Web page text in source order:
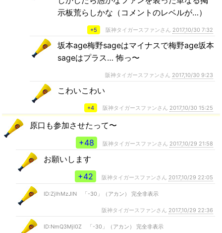
示板荒らしかな（コメントのレベルが…）
+5 阪神タイガースファンさん 2017,10/30 7:32
坂本age梅野sageはマイナスで梅野age坂本
sageはプラス… 怖っ〜
阪神タイガースファンさん 2017,10/30 9:23
こわいこわい
+4 阪神タイガースファンさん 2017,10/30 15:25
原口も参加させたって〜
+48
阪神タイガースファンさん 2017,10/29 21:58
お願いします
+42
阪神タイガースファンさん 2017,10/29 22:05
ID:ZjlhMzJlN 「-30」（アカン） 完全非表示
阪神タイガースファンさん 2017,10/29 22:36
ID:NmQ3MjI0Z 「-30」（アカン） 完全非表示